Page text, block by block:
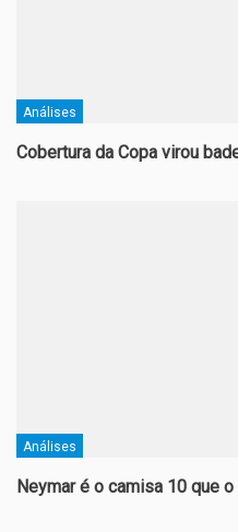
Análises
Cobertura da Copa virou
Análises
Neymar é o camisa 10 que